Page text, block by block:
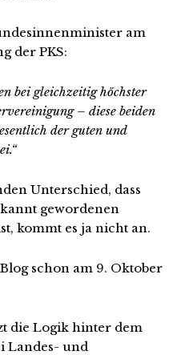
am
der PKS:
bei gleichzeitig höchster
– diese beiden
der guten und
Unterschied, dass
gewordenen
kommt es ja nicht an.
schon am 9. Oktober
die Logik hinter dem
Landes- und